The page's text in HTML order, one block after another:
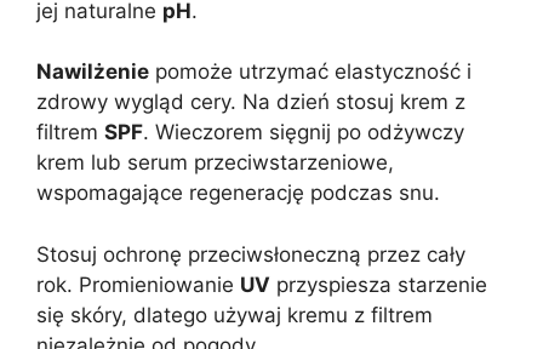
jej naturalne pH.
Nawilżenie pomoże utrzymać elastyczność i
zdrowy wygląd cery. Na dzień stosuj krem z
filtrem SPF. Wieczorem sięgnij po odżywczy
krem lub serum przeciwstarzeniowe,
wspomagające regenerację podczas snu.
Stosuj ochronę przeciwsłoneczną przez cały
rok. Promieniowanie UV przyspiesza starzenie
się skóry, dlatego używaj kremu z filtrem